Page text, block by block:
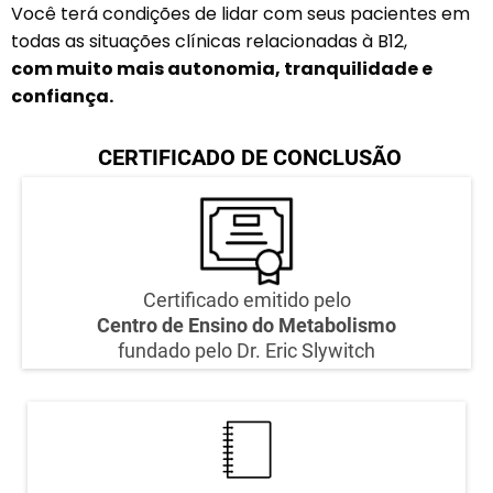
Você terá condições de lidar com seus pacientes em
todas as situações clínicas relacionadas à B12,
com muito mais autonomia, tranquilidade e
confiança.
CERTIFICADO DE CONCLUSÃO
Certificado emitido pelo
Centro de Ensino do Metabolismo
fundado pelo Dr. Eric Slywitch